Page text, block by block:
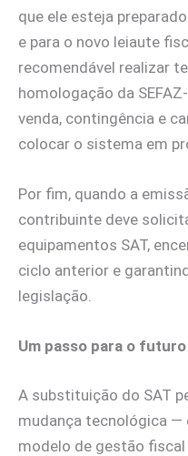
que ele esteja
e para o novo leiaute
recomendável realizar
homologação da
venda, contingência e
colocar o sistema em
Por fim, quando a
contribuinte deve
equipamentos SAT,
ciclo anterior e
legislação.
Um passo para o
A substituição do SAT
mudança tecnológica —
modelo de gestão fiscal